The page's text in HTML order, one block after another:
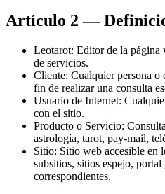
Artículo 2 —
Leotarot: Editor de la página
de servicios.
Cliente: Cualquier persona o
fin de realizar una consulta
Usuario de Internet:
con el sitio.
Producto o Servicio:
astrología, tarot, pay-mail,
Sitio: Sitio web accesible en
subsitios, sitios espejo,
correspondientes.